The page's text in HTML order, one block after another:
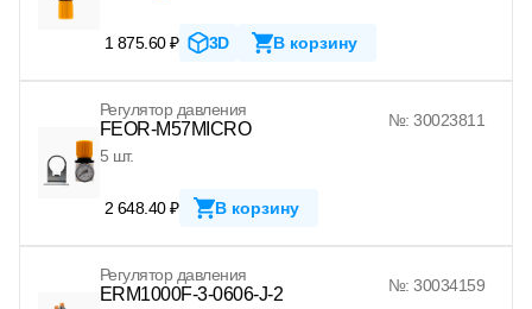
1 875.60 ₽ 3D В корзину
Регулятор давления
FEOR-M57MICRO
№: 30023811
5 шт.
2 648.40 ₽ В корзину
Регулятор давления
ERM1000F-3-0606-J-2
№: 30034159